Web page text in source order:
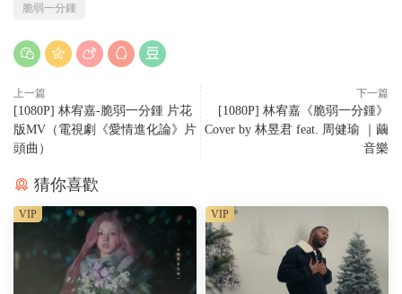
脆弱一分鍾
上一篇
[1080P] 林宥嘉-脆弱一分鍾 片花
版MV（電視劇《愛情進化論》片
頭曲）
下一篇
[1080P] 林宥嘉《脆弱一分鍾》
Cover by 林昱君 feat. 周健瑜 ｜繭
音樂
猜你喜歡
VIP VIP